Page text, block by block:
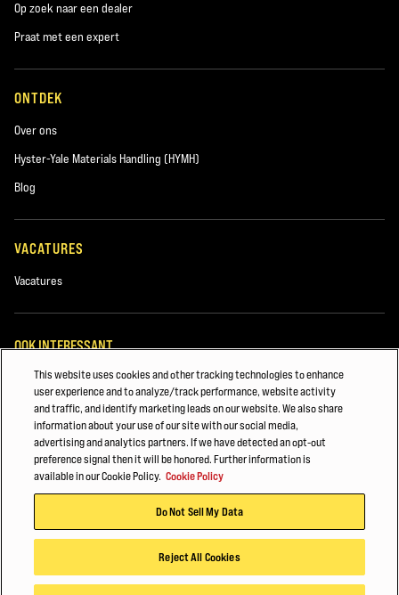
Op zoek naar een dealer
Praat met een expert
ONTDEK
Over ons
Hyster-Yale Materials Handling (HYMH)
Blog
VACATURES
Vacatures
OOK INTERESSANT
November 2021
ROTTERDAM, NEDERLAND
ANTWERPEN, BELGIË
©2025 Hyster-Yale Materials Handling, Inc., alle rechten voorbehouden.
Privacybeleid Gebruiksvoorwaarden Cookiebeleid
This website uses cookies and other tracking technologies to enhance
user experience and to analyze/track performance, website activity
and traffic, and identify marketing leads on our website. We also share
information about your use of our site with our social media,
advertising and analytics partners. If we have detected an opt-out
preference signal then it will be honored. Further information is
available in our Cookie Policy. Cookie Policy
Do Not Sell My Data
Reject All Cookies